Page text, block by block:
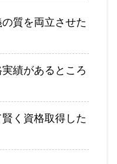
質を両立させた
績があるところ
く資格取得した